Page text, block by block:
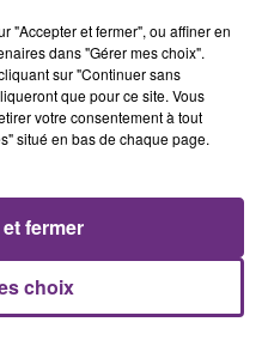
TEDDY SWIMS
"Accepter et fermer", ou affiner en
dans "Gérer mes choix".
sur "Continuer sans
que pour ce site. Vous
votre consentement à tout
situé en bas de chaque page.
choix
fermer